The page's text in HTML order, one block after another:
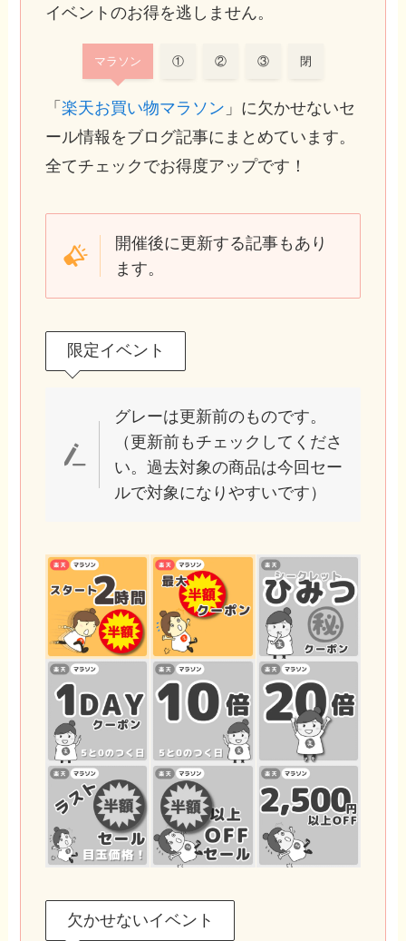
イベントのお得を逃しません。
マラソン ① ② ③ 閉
「楽天お買い物マラソン 」に欠かせないセ
ール情報をブログ記事にまとめています。
全てチェックでお得度アップです！
開催後に更新する記事もあり
ます。
限定イベント
グレーは更新前のものです。
（更新前もチェックしてくださ
い。過去対象の商品は今回セー
ルで対象になりやすいです）
欠かせないイベント